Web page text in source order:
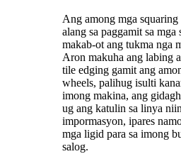
Ang among mga
alang sa paggamit sa
makab-ot ang tukma nga
Aron makuha ang labing
tile edging gamit ang
wheels, palihug isulti
imong makina, ang
ug ang katulin sa linya
impormasyon, ipares
mga ligid para sa imong
salog.